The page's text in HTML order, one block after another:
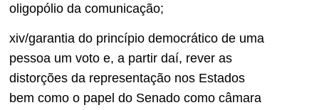
oligopólio da comunicação;
xiv/garantia do princípio democrático de uma
pessoa um voto e, a partir daí, rever as
distorções da representação nos Estados
bem como o papel do Senado como câmara